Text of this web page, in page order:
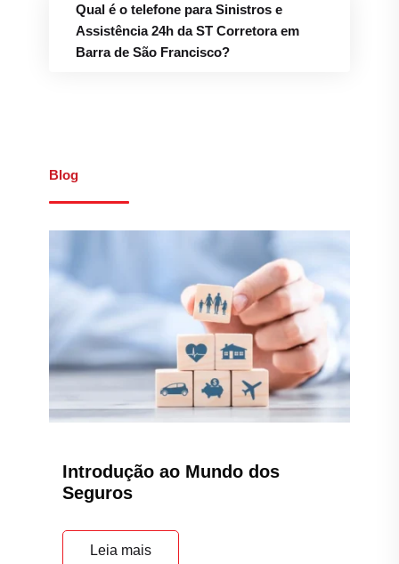
Qual é o telefone para Sinistros e
Assistência 24h da ST Corretora em
Barra de São Francisco?
Blog
Introdução ao Mundo dos
Seguros
Leia mais